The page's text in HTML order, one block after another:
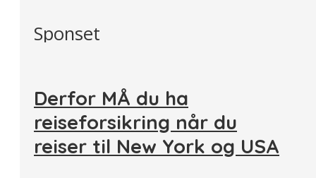
Sponset
Derfor MÅ du ha
reiseforsikring når du
reiser til New York og USA